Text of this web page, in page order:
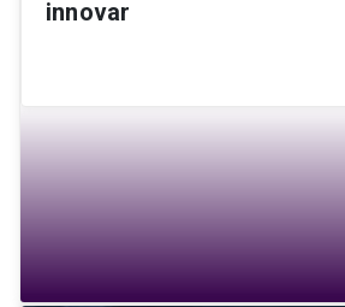
innovar